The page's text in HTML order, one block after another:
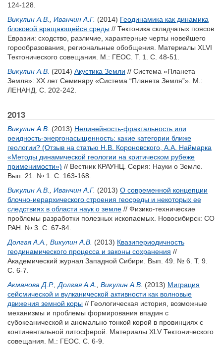
124-128.
Викулин А.В.
Иванчин А.Г. (2014) Геодинамика как динамика
блоковой вращающейся среды // Тектоника складчатых поясов
Евразии: сходство, различие, характерные черты новейшего
горообразования, региональные обобщения. Материалы XLVI
Тектонического совещания. М.: ГЕОС. Т. 1. С. 48-51.
Викулин А.В. (2014) Акустика Земли // Система «Планета
Земля»: XX лет Семинару «Система “Планета Земля”». М.:
ЛЕНАНД. С. 202-242.
2013
Викулин А.В. (2013) Нелинейность-фрактальность или
реидность-энергонасыщенность: какие категории ближе
геологии? (Отзыв на статью Н.В. Короновского, А.А. Наймарка
«Методы динамической геологии на критическом рубеже
применимости») // Вестник КРАУНЦ. Серия: Науки о Земле.
Вып. 21. № 1. С. 163-168.
Викулин А.В.
Иванчин А.Г. (2013) О современной концепции
блочно-иерархического строения геосреды и некоторых ее
следствиях в области наук о земле // Физико-технические
проблемы разработки полезных ископаемых. Новосибирск: СО
РАН. № 3. С. 67-84.
Долгая А.А.
Викулин А.В. (2013) Квазипериодичность
геодинамического процесса и законы сохранения //
Академический журнал Западной Сибири. Вып. 49. № 6. Т. 9.
С. 6-7.
Акманова Д.Р. Долгая А.А. Викулин А.В. (2013) Миграция
сейсмической и вулканической активности как волновые
движения земной коры // Геологическая история, возможные
механизмы и проблемы формирования впадин с
субокеанической и аномально тонкой корой в провинциях с
континентальной литосферой. Материалы XLV Тектонического
совещания. М.: ГЕОС. С. 6-9.